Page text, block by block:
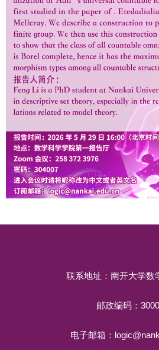
联系地址：南开大学数
邮政编码：
电子邮箱：